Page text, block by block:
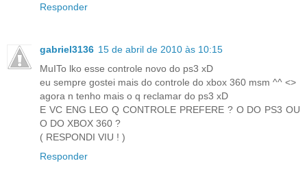
Responder
gabriel3136 15 de abril de 2010 às 10:15
MuITo lko esse controle novo do ps3 xD
eu sempre gostei mais do controle do xbox 360 msm ^^ <>
agora n tenho mais o q reclamar do ps3 xD
E VC ENG LEO Q CONTROLE PREFERE ? O DO PS3 OU
O DO XBOX 360 ?
( RESPONDI VIU ! )
Responder